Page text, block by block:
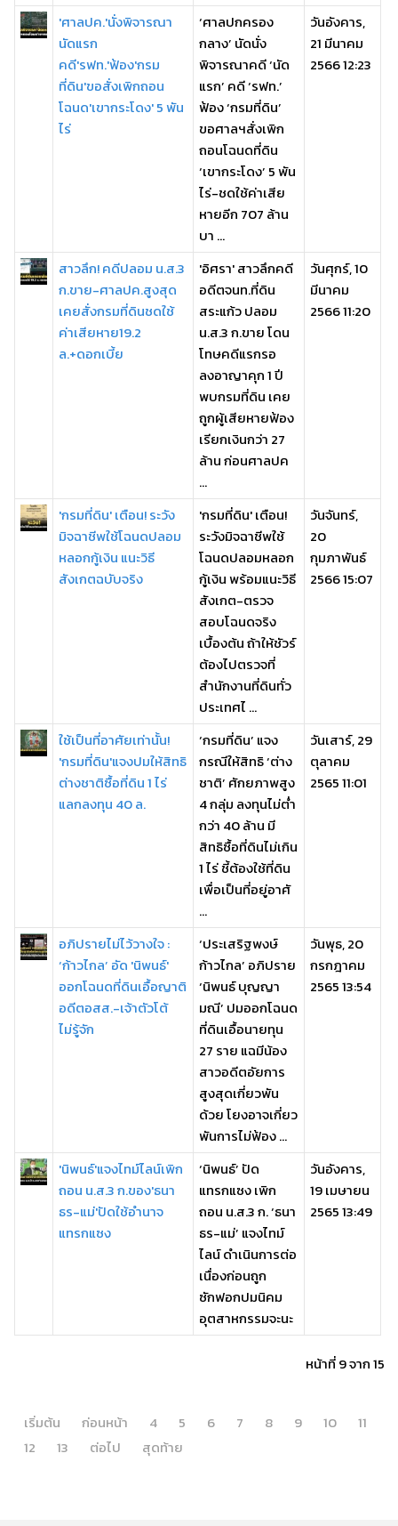
'ศาลปค.'นั่งพิจารณา
นัดแรก
คดี'รฟท.'ฟ้อง'กรม
ที่ดิน'ขอสั่งเพิกถอน
โฉนด'เขากระโดง' 5 พัน
ไร่
‘ศาลปกครอง
กลาง’ นัดนั่ง
พิจารณาคดี ‘นัด
แรก’ คดี ‘รฟท.’
ฟ้อง ‘กรมที่ดิน’
ขอศาลฯสั่งเพิก
ถอนโฉนดที่ดิน
‘เขากระโดง’ 5 พัน
ไร่-ชดใช้ค่าเสีย
หายอีก 707 ล้าน
บา ...
วันอังคาร,
21 มีนาคม
2566 12:23
สาวลึก! คดีปลอม น.ส.3
ก.ขาย-ศาลปค.สูงสุด
เคยสั่งกรมที่ดินชดใช้
ค่าเสียหาย19.2
ล.+ดอกเบี้ย
'อิศรา' สาวลึกคดี
อดีตจนท.ที่ดิน
สระแก้ว ปลอม
น.ส.3 ก.ขาย โดน
โทษคดีแรกรอ
ลงอาญาคุก 1 ปี
พบกรมที่ดิน เคย
ถูกผู้เสียหายฟ้อง
เรียกเงินกว่า 27
ล้าน ก่อนศาลปค
...
วันศุกร์, 10
มีนาคม
2566 11:20
'กรมที่ดิน' เตือน! ระวัง
มิจฉาชีพใช้โฉนดปลอม
หลอกกู้เงิน แนะวิธี
สังเกตฉบับจริง
'กรมที่ดิน' เตือน!
ระวังมิจฉาชีพใช้
โฉนดปลอมหลอก
กู้เงิน พร้อมแนะวิธี
สังเกต-ตรวจ
สอบโฉนดจริง
เบื้องต้น ถ้าให้ชัวร์
ต้องไปตรวจที่
สำนักงานที่ดินทั่ว
ประเทศไ ...
วันจันทร์,
20
กุมภาพันธ์
2566 15:07
ใช้เป็นที่อาศัยเท่านั้น!
'กรมที่ดิน'แจงปมให้สิทธิ
ต่างชาติซื้อที่ดิน 1 ไร่
แลกลงทุน 40 ล.
‘กรมที่ดิน’ แจง
กรณีให้สิทธิ ‘ต่าง
ชาติ’ ศักยภาพสูง
4 กลุ่ม ลงทุนไม่ต่ำ
กว่า 40 ล้าน มี
สิทธิซื้อที่ดินไม่เกิน
1 ไร่ ชี้ต้องใช้ที่ดิน
เพื่อเป็นที่อยู่อาศั
...
วันเสาร์, 29
ตุลาคม
2565 11:01
อภิปรายไม่ไว้วางใจ :
‘ก้าวไกล’ อัด 'นิพนธ์'
ออกโฉนดที่ดินเอื้อญาติ
อดีตอสส.-เจ้าตัวโต้
ไม่รู้จัก
‘ประเสริฐพงษ์
ก้าวไกล’ อภิปราย
‘นิพนธ์ บุญญา
มณี’ ปมออกโฉนด
ที่ดินเอื้อนายทุน
27 ราย แฉมีน้อง
สาวอดีตอัยการ
สูงสุดเกี่ยวพัน
ด้วย โยงอาจเกี่ยว
พันการไม่ฟ้อง ...
วันพุธ, 20
กรกฎาคม
2565 13:54
'นิพนธ์'แจงไทม์ไลน์เพิก
ถอน น.ส.3 ก.ของ'ธนา
ธร-แม่'ปัดใช้อำนาจ
แทรกแซง
‘นิพนธ์’ ปัด
แทรกแซง เพิก
ถอน น.ส.3 ก. ‘ธนา
ธร-แม่’ แจงไทม์
ไลน์ ดำเนินการต่อ
เนื่องก่อนถูก
ซักฟอกปมนิคม
อุตสาหกรรมจะนะ
วันอังคาร,
19 เมษายน
2565 13:49
หน้าที่ 9 จาก 15
เริ่มต้น ก่อนหน้า 4 5 6 7 8 9 10
11
12
13 ต่อไป สุดท้าย